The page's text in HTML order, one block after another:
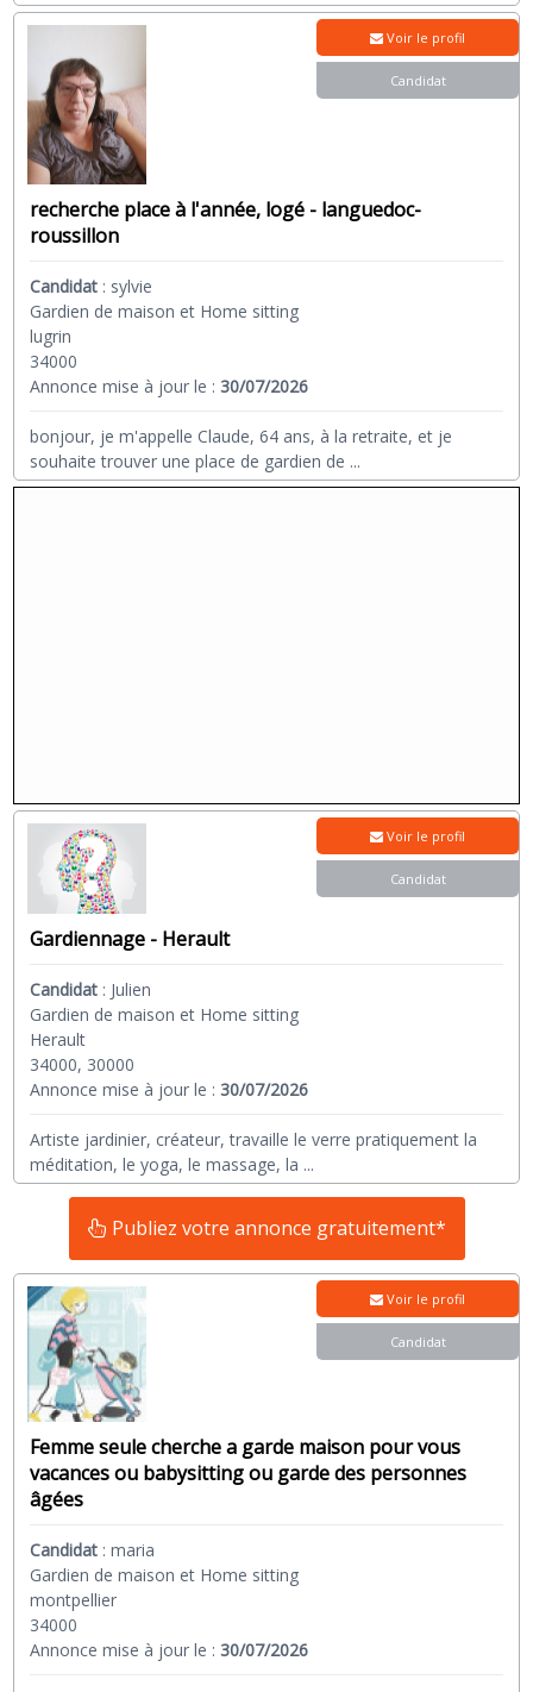
recherche place à l'année, logé - languedoc-
roussillon
Candidat : sylvie
Gardien de maison et Home sitting
lugrin
34000
Annonce mise à jour le :30/07/2026
bonjour, je m'appelle Claude, 64 ans, à la retraite, et je
souhaite trouver une place de gardien de ...
Voir le profil
Candidat
Gardiennage - Herault
Candidat : Julien
Gardien de maison et Home sitting
Herault
34000, 30000
Annonce mise à jour le :30/07/2026
Artiste jardinier, créateur, travaille le verre pratiquement la
méditation, le yoga, le massage, la ...
Voir le profil
Candidat
Publiez votre annonce gratuitement*
Femme seule cherche a garde maison pour vous
vacances ou babysitting ou garde des personnes
âgées
Candidat :maria
Gardien de maison et Home sitting
montpellier
34000
Annonce mise à jour le :30/07/2026
Voir le profil
Candidat